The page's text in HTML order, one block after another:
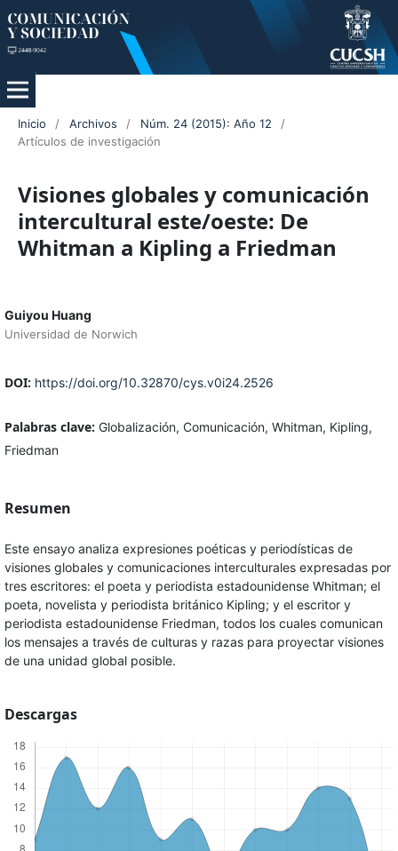
Inicio / Archivos / Núm. 24 (2015): Año 12
/
Artículos de investigación
Visiones globales y comunicación
intercultural este/oeste: De
Whitman a Kipling a Friedman
Guiyou Huang
Universidad de Norwich
DOI: https://doi.org/10.32870/cys.v0i24.2526
Palabras clave: Globalización, Comunicación, Whitman, Kipling,
Friedman
Resumen
Este ensayo analiza expresiones poéticas y periodísticas de
visiones globales y comunicaciones interculturales expresadas por
tres escritores: el poeta y periodista estadounidense Whitman; el
poeta, novelista y periodista británico Kipling; y el escritor y
periodista estadounidense Friedman, todos los cuales comunican
los mensajes a través de culturas y razas para proyectar visiones
de una unidad global posible.
Descargas